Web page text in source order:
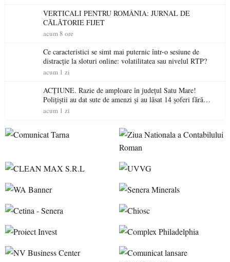
VERTICALI PENTRU ROMÂNIA: JURNAL DE
CĂLĂTORIE FIJET
acum 8 ore
Ce caracteristici se simt mai puternic într-o sesiune de
distracție la sloturi online: volatilitatea sau nivelul RTP?
acum 1 zi
ACȚIUNE. Razie de amploare în județul Satu Mare!
Polițiștii au dat sute de amenzi și au lăsat 14 șoferi fără
permis într-o singură zi
acum 1 zi